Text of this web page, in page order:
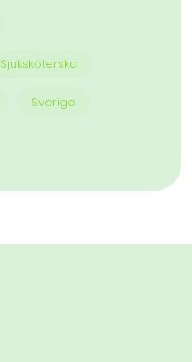
Sjuksköterska
Sverige